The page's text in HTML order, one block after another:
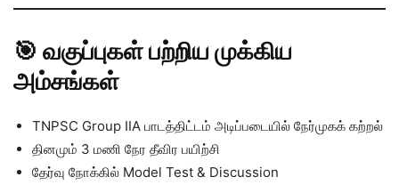
🎯 வகுப்புகள் பற்றிய முக்கிய
அம்சங்கள்
TNPSC Group IIA பாடத்திட்டம் அடிப்படையில் நேர்முகக் கற்றல்
தினமும் 3 மணி நேர தீவிர பயிற்சி
தேர்வு நோக்கில் Model Test & Discussion